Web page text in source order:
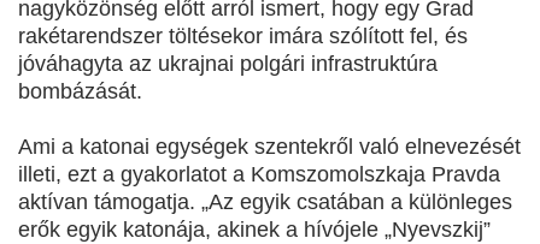
nagyközönség előtt arról ismert, hogy egy Grad
rakétarendszer töltésekor imára szólított fel, és
jóváhagyta az ukrajnai polgári infrastruktúra
bombázását.
Ami a katonai egységek szentekről való elnevezését
illeti, ezt a gyakorlatot a Komszomolszkaja Pravda
aktívan támogatja. „Az egyik csatában a különleges
erők egyik katonája, akinek a hívójele „Nyevszkij”